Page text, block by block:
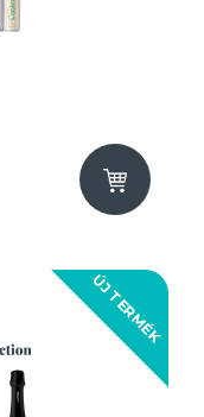
ÚJ TERMÉK